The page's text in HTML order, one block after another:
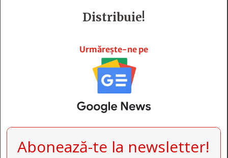
Distribuie!
Urmărește-ne pe
Abonează-te la newsletter!